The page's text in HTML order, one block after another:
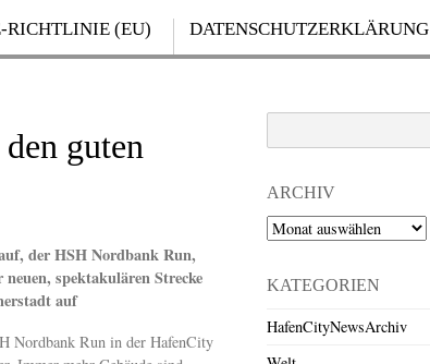
RICHTLINIE (EU) DATENSCHUTZERKLÄRUNG
guten
der HSH Nordbank Run,
spektakulären Strecke
auf
Nordbank Run in der HafenCity
ARCHIV
Archiv
KATEGORIEN
HafenCityNewsArchiv